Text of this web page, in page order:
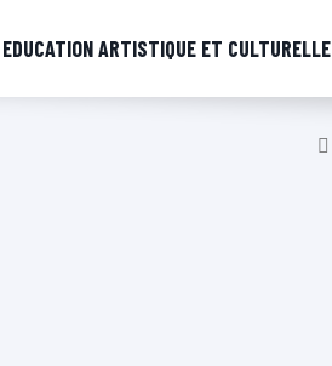
EDUCATION ARTISTIQUE ET CULTURELLE